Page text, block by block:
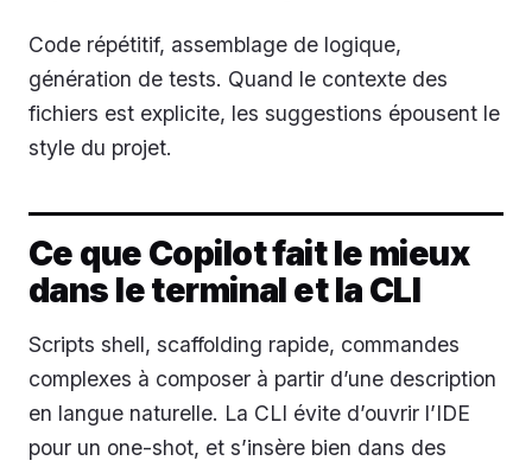
Code répétitif, assemblage de logique,
génération de tests. Quand le contexte des
fichiers est explicite, les suggestions épousent le
style du projet.
Ce que Copilot fait le mieux
dans le terminal et la CLI
Scripts shell, scaffolding rapide, commandes
complexes à composer à partir d’une description
en langue naturelle. La CLI évite d’ouvrir l’IDE
pour un one-shot, et s’insère bien dans des